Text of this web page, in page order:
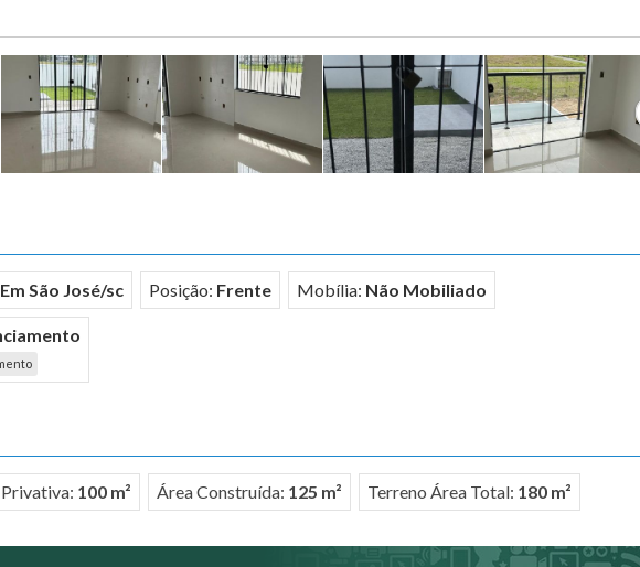
São José/sc Posição: Frente Mobília: Não Mobiliado
100 m² Área Construída: 125 m² Terreno Área Total: 180 m²